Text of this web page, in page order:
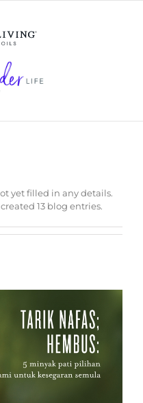
yet filled in any details.
13 blog entries.